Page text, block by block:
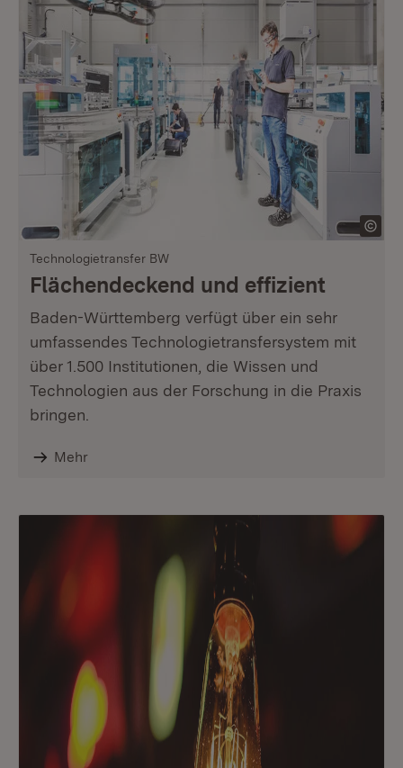
Technologietransfer BW
Flächendeckend und effizient
Baden-Württemberg verfügt über ein sehr
umfassendes Technologietransfersystem mit
über 1.500 Institutionen, die Wissen und
Technologien aus der Forschung in die Praxis
bringen.
Mehr